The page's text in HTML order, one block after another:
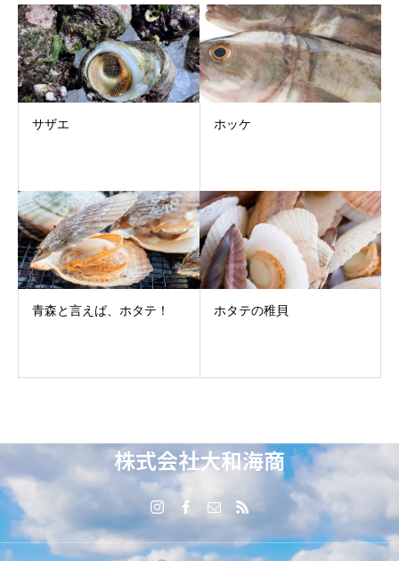
サザエ ホッケ
青森と言えば、ホタテ！ ホタテの稚貝
株式会社大和海商